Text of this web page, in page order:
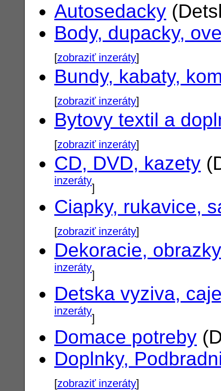
Autosedacky
Body, dupacky,
[zobraziť inzeráty]
Bundy, kabaty,
[zobraziť inzeráty]
Bytovy textil a
[zobraziť inzeráty]
CD, DVD, kazety
inzeráty]
Ciapky, rukavice,
[zobraziť inzeráty]
Dekoracie, obrazky
inzeráty]
Detska vyziva,
inzeráty]
Domace potreby
Doplnky,
[zobraziť inzeráty]